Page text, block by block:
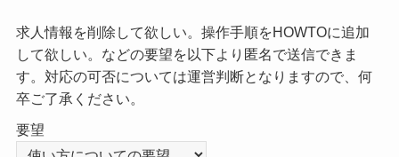
求人情報を削除して欲しい。操作手順をHOWTOに追加
して欲しい。などの要望を以下より匿名で送信できま
す。対応の可否については運営判断となりますので、何
卒ご了承ください。
要望